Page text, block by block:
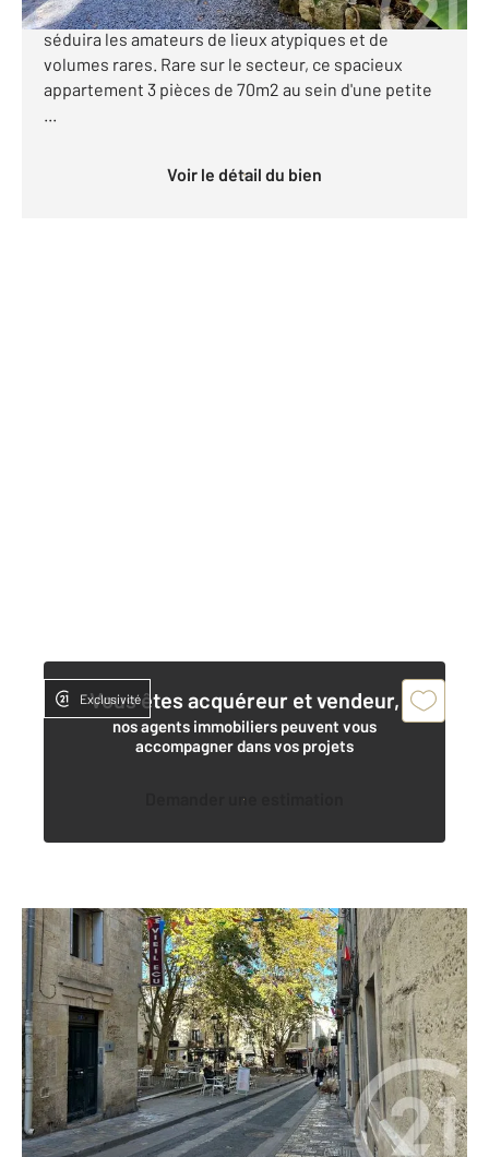
du centre-ville. Ensemble immobilier singulier
séduira les amateurs de lieux atypiques et de
volumes rares. Rare sur le secteur, ce spacieux
appartement 3 pièces de 70m2 au sein d'une petite
...
Voir le détail du bien
Vous êtes acquéreur et vendeur,
nos agents immobiliers peuvent vous
accompagner dans vos projets
Demander une estimation
Exclusivité
MONTPELLIER 34
20,72 m 2, 1 pièce
Ref : 53294
Appartement Studio à vendre
149 000 €
Dans le cœur de Montpellier, ville dynamique et
ensoleillée, se trouve un studio rénové qui allie